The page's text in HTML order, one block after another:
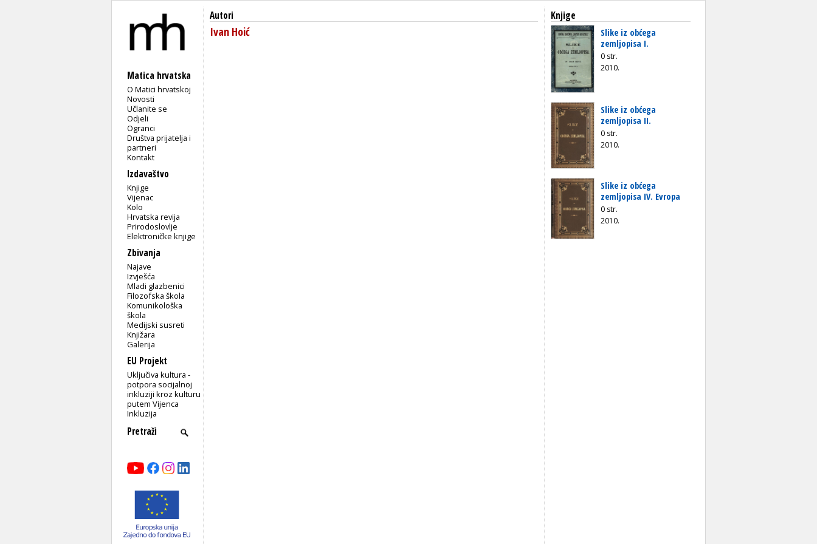
Matica hrvatska
O Matici hrvatskoj
Novosti
Učlanite se
Odjeli
Ogranci
Društva prijatelja i
partneri
Kontakt
Izdavaštvo
Knjige
Vijenac
Kolo
Hrvatska revija
Prirodoslovlje
Elektroničke knjige
Zbivanja
Najave
Izvješća
Mladi glazbenici
Filozofska škola
Komunikološka
škola
Medijski susreti
Knjižara
Galerija
EU Projekt
Uključiva kultura -
potpora socijalnoj
inkluziji kroz kulturu
putem Vijenca
Inkluzija
Autori
Ivan Hoić
Knjige
Slike iz obćega
zemljopisa I.
0 str.
2010.
Slike iz obćega
zemljopisa II.
0 str.
2010.
Slike iz obćega
zemljopisa IV. Evropa
0 str.
2010.